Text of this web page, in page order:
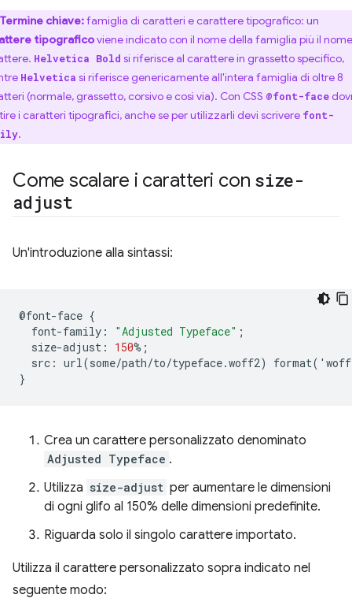
Termine chiave:famiglia di caratteri e carattere tipografico: un
tipograficoviene indicato con il nome della famiglia più il
Helvetica Bold si riferisce al carattere in grassetto specifico,
Helvetica si riferisce genericamente all'intera famiglia di oltre 8
(normale, grassetto, corsivo e così via). Con CSS @font-face
i caratteri tipografici, anche se per utilizzarli devi scrivere font-
.
Come scalare i caratteri con size-
adjust
Un'introduzione alla sintassi:
@font-face {
font-family : "Adjusted Typeface" ;
size-adjust : 150% ;
src : url(some/path/to/typeface.woff2) format( '
}
Crea un carattere personalizzato denominato
Adjusted Typeface .
Utilizza size-adjust per aumentare le dimensioni
di ogni glifo al 150% delle dimensioni predefinite.
Riguarda solo il singolo carattere importato.
Utilizza il carattere personalizzato sopra indicato nel
seguente modo: